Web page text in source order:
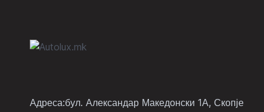
Адреса:бул. Александар Македонски 1А, Скопје